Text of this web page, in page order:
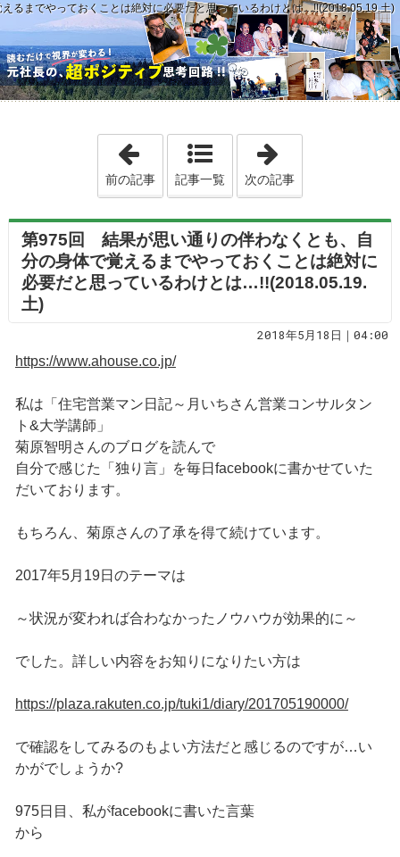
るまでやっておくことは絶対に必要だと思っているわけとは…!!(2018.05.19.土)
「第974回 プロ同士の「勝負」になる
前の記事 記事一覧 次の記事
第975回 結果が思い通りの伴わなくとも、自
分の身体で覚えるまでやっておくことは絶対に
必要だと思っているわけとは…!!(2018.05.19.
土)
2018年5月18日｜04:00
https://www.ahouse.co.jp/
私は「住宅営業マン日記～月いちさん営業コンサルタン
ト&大学講師」
菊原智明さんのブログを読んで
自分で感じた「独り言」を毎日facebookに書かせていた
だいております。
もちろん、菊原さんの了承を得て続けています。
2017年5月19日のテーマは
～状況が変われば合わなかったノウハウが効果的に～
でした。詳しい内容をお知りになりたい方は
https://plaza.rakuten.co.jp/tuki1/diary/201705190000/
で確認をしてみるのもよい方法だと感じるのですが…い
かがでしょうか?
975日目、私がfacebookに書いた言葉
から